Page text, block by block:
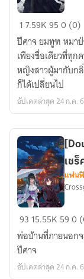
[Naruto]
การ
เดิน
ทาง
ของ
นัก
ดาบ
ปิศาจ
ดำ
17.59K950 (0)
ปีศาจ ยมทูฑ หมา
เพียงชื่อเดียวที่ทุก
หญิงสาวผู้มากับก
ก็ได้เปลี่ยนไป
อัปเดตล่าสุด 24 ก.ค.
[Douluo
Daluii]
พ่อ
บ้าน
แห่ง
เชร็
แฟน
93 15.55K 590
พ่อบ้านที่ภายนอก
ปีศาจ
อัปเดตล่าสุด 24 ก.ค.